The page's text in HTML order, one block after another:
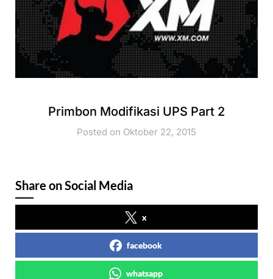
Primbon Modifikasi UPS Part 2
Posted on Oktober 22, 2015
Share on Social Media
x
facebook
whatsapp